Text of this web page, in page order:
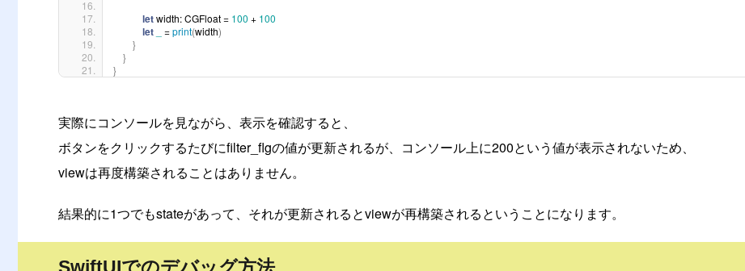
let width: CGFloat = 100 + 100
let = print(width)
}
}
}
実際にコンソールを見ながら、表示を確認すると、
ボタンをクリックするたびにfilter_flgの値が更新されるが、コンソール上に200という値が表示されないため、
viewは再度構築されることはありません。
結果的に1つでもstateがあって、それが更新されるとviewが再構築されるということになります。